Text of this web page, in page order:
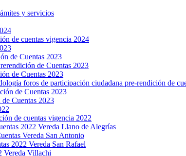
y servicios
de cuentas vigencia 2024
de Cuentas 2023
de Cuentas 2023
de Cuentas 2023
foros de participación ciudadana pre-rendición de
de Cuentas 2023
Cuentas 2023
de cuentas vigencia 2022
2022 Vereda Llano de Alegrías
Vereda San Antonio
2022 Vereda San Rafael
Vereda Villachi